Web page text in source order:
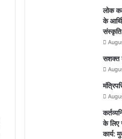
लोक
के
संस्कृति
सशक्त
के लिए
कार्य: